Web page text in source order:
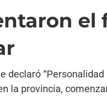
el
la provincia,